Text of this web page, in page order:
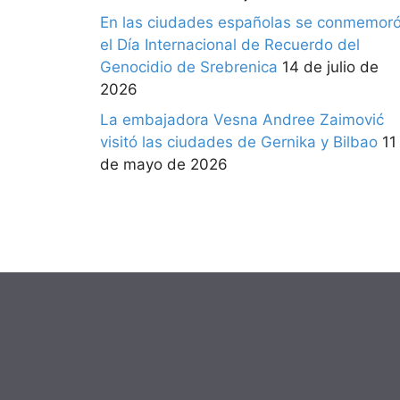
En las ciudades españolas se
el Día Internacional de Recuerdo del
Genocidio de Srebrenica 14 de julio de
2026
La embajadora Vesna Andree Zaimović
visitó las ciudades de Gernika y Bilbao 11
de mayo de 2026